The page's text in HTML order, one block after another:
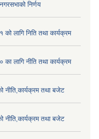
निर्णय
लागि निति तथा कार्यक्रम
लागि नीति तथा कार्यक्रम
तथा बजेट
तथा बजेट